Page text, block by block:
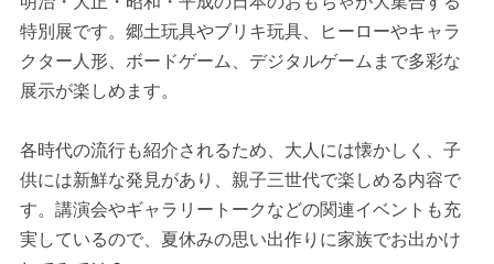
特別展です。郷土玩具やブリキ玩具、ヒーローやキャラ
クター人形、ボードゲーム、デジタルゲームまで多彩な
展示が楽しめます。
各時代の流行も紹介されるため、大人には懐かしく、子
供には新鮮な発見があり、親子三世代で楽しめる内容で
す。講演会やギャラリートークなどの関連イベントも充
実しているので、夏休みの思い出作りに家族でお出かけ